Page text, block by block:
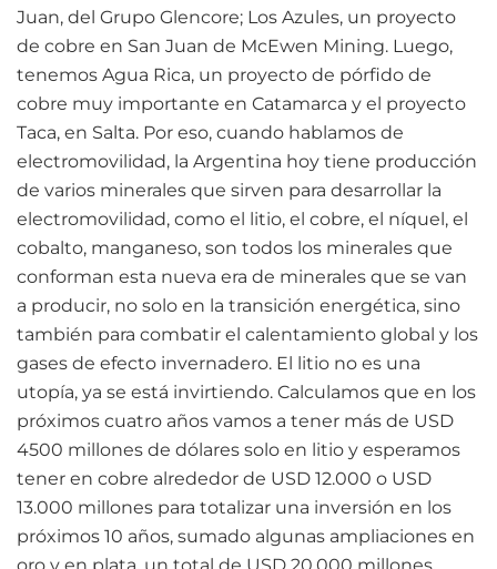
Juan, del Grupo Glencore; Los Azules, un proyecto
de cobre en San Juan de McEwen Mining. Luego,
tenemos Agua Rica, un proyecto de pórfido de
cobre muy importante en Catamarca y el proyecto
Taca, en Salta. Por eso, cuando hablamos de
electromovilidad, la Argentina hoy tiene producción
de varios minerales que sirven para desarrollar la
electromovilidad, como el litio, el cobre, el níquel, el
cobalto, manganeso, son todos los minerales que
conforman esta nueva era de minerales que se van
a producir, no solo en la transición energética, sino
también para combatir el calentamiento global y los
gases de efecto invernadero. El litio no es una
utopía, ya se está invirtiendo. Calculamos que en los
próximos cuatro años vamos a tener más de USD
4500 millones de dólares solo en litio y esperamos
tener en cobre alrededor de USD 12.000 o USD
13.000 millones para totalizar una inversión en los
próximos 10 años, sumado algunas ampliaciones en